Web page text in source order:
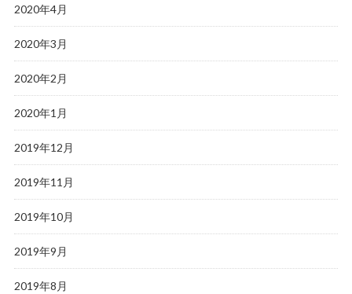
2020年4月
2020年3月
2020年2月
2020年1月
2019年12月
2019年11月
2019年10月
2019年9月
2019年8月